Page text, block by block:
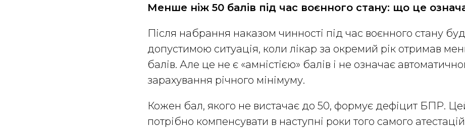
Менше ніж 50 балів під час воєнного стану: що це
Після набрання наказом чинності під час воєнного стану
допустимою ситуація, коли лікар за окремий рік отримав
балів. Але це не є «амністією» балів і не означає
зарахування річного мінімуму.
Кожен бал, якого не вистачає до 50, формує дефіцит БПР.
потрібно компенсувати в наступні роки того самого